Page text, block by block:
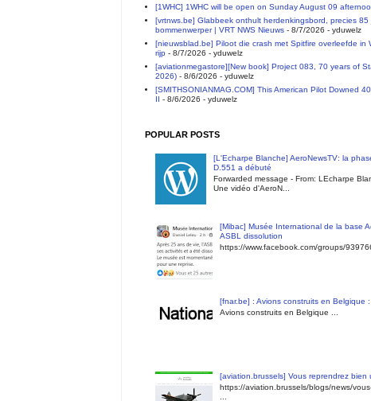
[1WHC] 1WHC will be open on Sunday August 09
[vrtnws.be] Glabbeek onthult herdenkingsbord, precies 85
bommenwerper | VRT NWS Nieuws- 8/7/2026 - yduwelz
[nieuwsblad.be] Piloot die crash met Spitfire overleefde in
rijp- 8/7/2026 - yduwelz
[aviationmegastore][New book] Project 083, 70 years of
2026)- 8/6/2026 - yduwelz
[SMITHSONIANMAG.COM] This American Pilot Downed
II - 8/6/2026 - yduwelz
POPULAR POSTS
[L'Echarpe Blanche] AeroNewsTV: la
D.551 a débuté
Forwarded message - From: LEcharpe
Une vidéo d'AeroN...
[Mibac] Musée International de la base
ASBL dissolution
https://www.facebook.com/groups/
[fnar.be] : Avions construits en Belgique
Avions construits en Belgique ...
[aviation.brussels] Vous reprendrez bien
https://aviation.brussels/blogs/news/